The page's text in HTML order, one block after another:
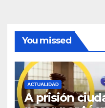
You missed
ACTUALIDAD
A prisión